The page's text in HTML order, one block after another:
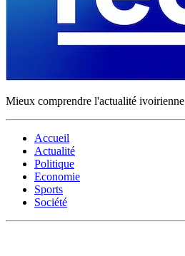
Mieux comprendre l'actualité ivoirienne
Accueil
Actualité
Politique
Economie
Sports
Société